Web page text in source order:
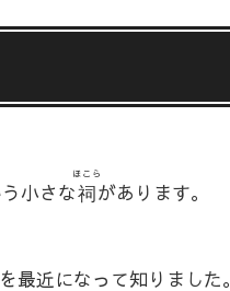
小さな祠
ほこら
があります。
最近になって知りました。